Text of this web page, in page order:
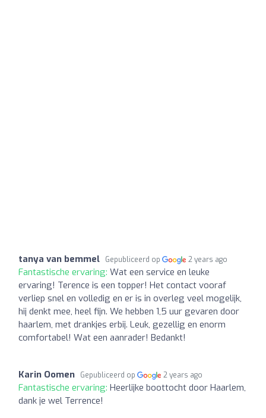
tanya van bemmel Gepubliceerd op 2 years ago
Fantastische ervaring: Wat een service en leuke
ervaring! Terence is een topper! Het contact vooraf
verliep snel en volledig en er is in overleg veel mogelijk,
hij denkt mee, heel fijn. We hebben 1,5 uur gevaren door
haarlem, met drankjes erbij. Leuk, gezellig en enorm
comfortabel! Wat een aanrader! Bedankt!
Karin Oomen Gepubliceerd op 2 years ago
Fantastische ervaring: Heerlijke boottocht door Haarlem,
dank je wel Terrence!